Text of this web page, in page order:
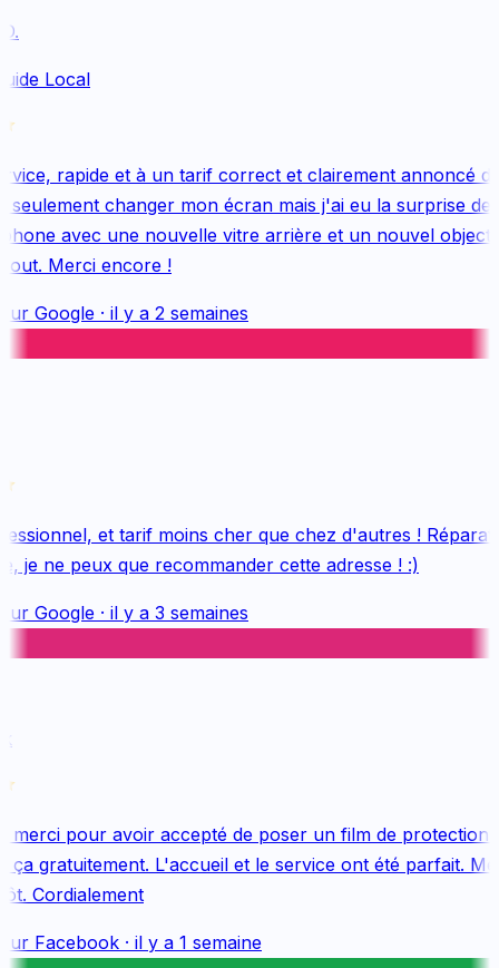
Local
rapide et à un tarif correct et clairement annoncé
changer mon écran mais j'ai eu la surprise de
avec une nouvelle vitre arrière et un nouvel objectif,
Merci encore !
Google· il y a 2 semaines
et tarif moins cher que chez d'autres !
je ne peux que recommander cette adresse ! :)
Google· il y a 3 semaines
pour avoir accepté de poser un film de protection
gratuitement. L'accueil et le service ont été parfait.
Cordialement
Facebook· il y a 1 semaine